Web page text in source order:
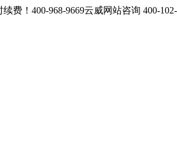
费！400-968-9669云威网站咨询 400-